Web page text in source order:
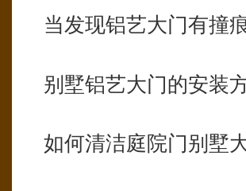
当发现铝艺大门有撞
别墅铝艺大门的安装
如何清洁庭院门别墅